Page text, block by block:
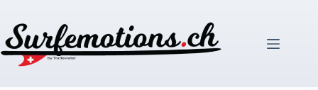
springen